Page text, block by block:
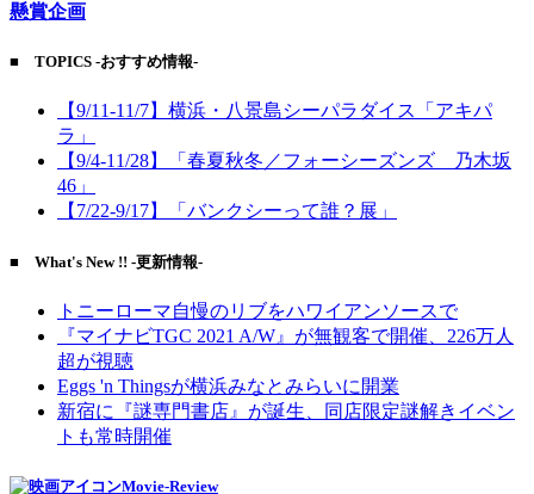
懸賞企画
■ TOPICS -おすすめ情報-
【9/11-11/7】横浜・八景島シーパラダイス「アキパ
ラ」
【9/4-11/28】「春夏秋冬／フォーシーズンズ 乃木坂
46」
【7/22-9/17】「バンクシーって誰？展」
■ What's New !! -更新情報-
トニーローマ自慢のリブをハワイアンソースで
『マイナビTGC 2021 A/W』が無観客で開催、226万人
超が視聴
Eggs 'n Thingsが横浜みなとみらいに開業
新宿に『謎専門書店』が誕生、同店限定謎解きイベン
トも常時開催
Movie-Review